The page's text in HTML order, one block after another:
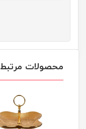
محصولات مرتبط